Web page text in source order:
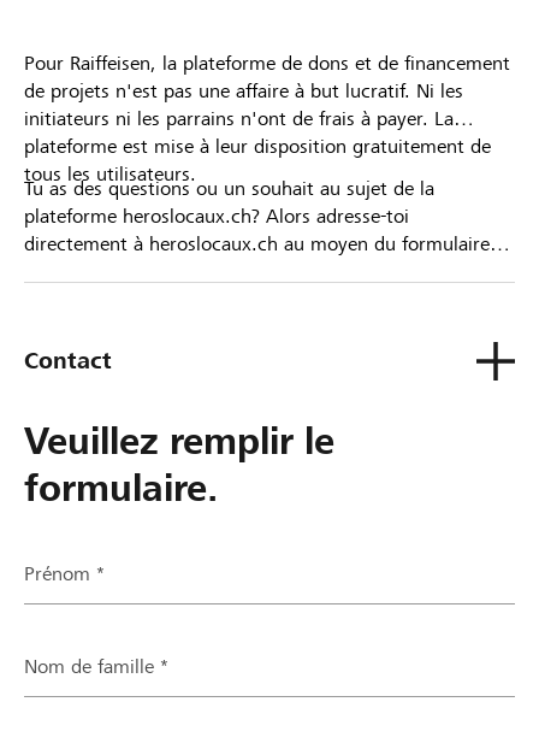
Pour Raiffeisen, la plateforme de dons et de financement
de projets n'est pas une affaire à but lucratif. Ni les
initiateurs ni les parrains n'ont de frais à payer. La
plateforme est mise à leur disposition gratuitement de
tous les utilisateurs.
Tu as des questions ou un souhait au sujet de la
plateforme heroslocaux.ch? Alors adresse-toi
directement à heroslocaux.ch au moyen du formulaire
Contact
Veuillez remplir le
formulaire.
Prénom *
Nom de famille *